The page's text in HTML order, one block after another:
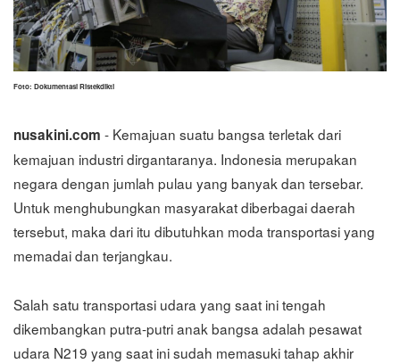
Foto: Dokumentasi Ristekdikti
nusakini.com - Kemajuan suatu bangsa terletak dari
kemajuan industri dirgantaranya. Indonesia merupakan
negara dengan jumlah pulau yang banyak dan tersebar.
Untuk menghubungkan masyarakat diberbagai daerah
tersebut, maka dari itu dibutuhkan moda transportasi yang
memadai dan terjangkau.
Salah satu transportasi udara yang saat ini tengah
dikembangkan putra-putri anak bangsa adalah pesawat
udara N219 yang saat ini sudah memasuki tahap akhir